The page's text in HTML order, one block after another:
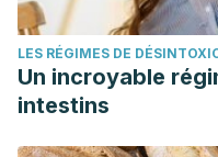
LES RÉGIMES DE
Un incroyable
intestins